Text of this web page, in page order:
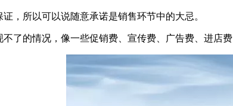
，所以可以说随意承诺是销售环节中的大忌。
了的情况，像一些促销费、宣传费、广告费、进店